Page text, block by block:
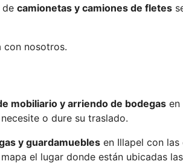
de camionetas y camiones de fletes
con nosotros.
mobiliario y arriendo de bodegas en
o dure su traslado.
y guardamuebles en Illapel con
el lugar donde están ubicadas